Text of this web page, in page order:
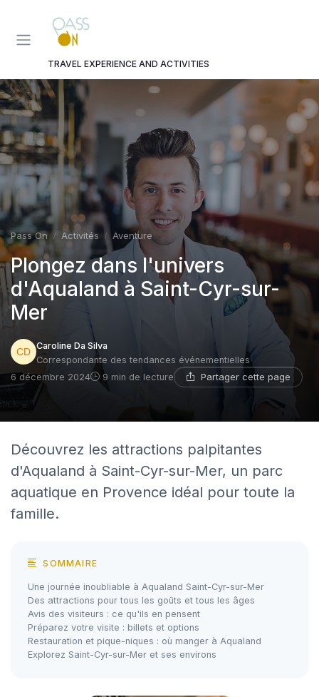
TRAVEL EXPERIENCE AND ACTIVITIES
Pass On Activités Aventure
Plongez dans l'univers
d'Aqualand à Saint-Cyr-sur-
Mer
Caroline Da Silva
Correspondante des tendances événementielles
6 décembre 2024
9 min de lecture Partager cette page
Découvrez les attractions palpitantes
d'Aqualand à Saint-Cyr-sur-Mer, un parc
aquatique en Provence idéal pour toute la
famille.
SOMMAIRE
Une journée inoubliable à Aqualand Saint-Cyr-sur-Mer
Des attractions pour tous les goûts et tous les âges
Avis des visiteurs : ce qu'ils en pensent
Préparez votre visite : billets et options
Restauration et pique-niques : où manger à Aqualand
Explorez Saint-Cyr-sur-Mer et ses environs